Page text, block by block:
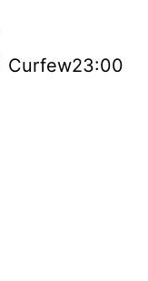
Curfew23:00